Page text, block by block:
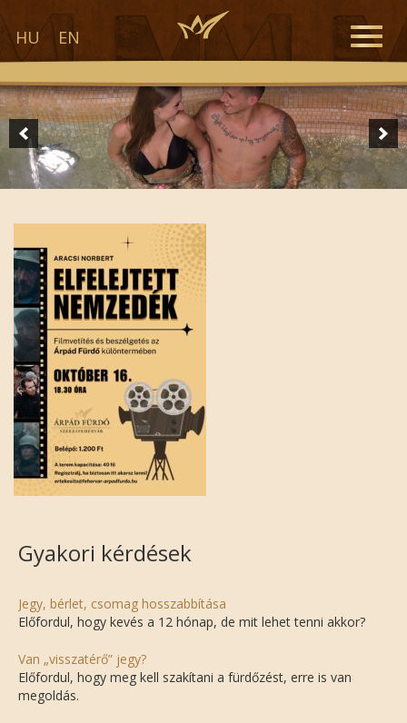
HU EN
Toggle
Gyakori kérdések
Jegy, bérlet, csomag hosszabbítása
Előfordul, hogy kevés a 12 hónap, de mit lehet tenni akkor?
Van „visszatérő” jegy?
Előfordul, hogy meg kell szakítani a fürdőzést, erre is van
megoldás.